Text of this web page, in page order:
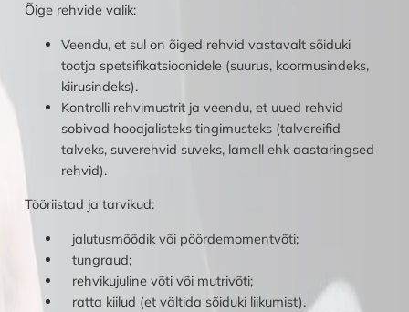
Õige rehvide valik:
Veendu, et sul on õiged rehvid vastavalt sõiduki
tootja spetsifikatsioonidele (suurus, koormusindeks,
kiirusindeks).
Kontrolli rehvimustrit ja veendu, et uued rehvid
sobivad hooajalisteks tingimusteks (talvereifid
talveks, suverehvid suveks, lamell ehk aastaringsed
rehvid).
Tööriistad ja tarvikud:
jalutusmõõdik või pöördemomentvõti;
tungraud;
rehvikujuline võti või mutrivõti;
ratta kiilud (et vältida sõiduki liikumist).